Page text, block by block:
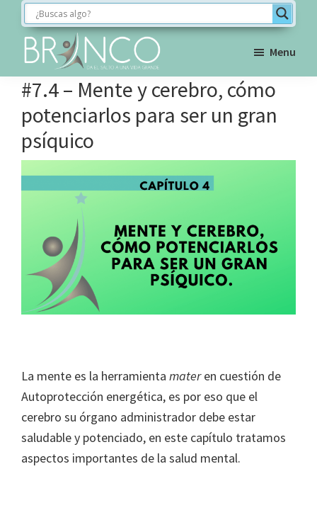
Saltar
navegación
principal
Saltar
contenido
Saltar
página
BRINCO
FORMACIÓN
Menu
#7.4 – Mente y cerebro, cómo
potenciarlos para ser un gran
psíquico
La mente es la herramienta materen cuestión de
Autoprotección energética, es por eso que el
cerebro su órgano administrador debe estar
saludable y potenciado, en este capítulo tratamos
aspectos importantes de la salud mental.